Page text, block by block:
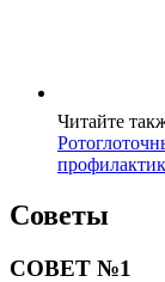
Читайте
Советы
СОВЕТ №1